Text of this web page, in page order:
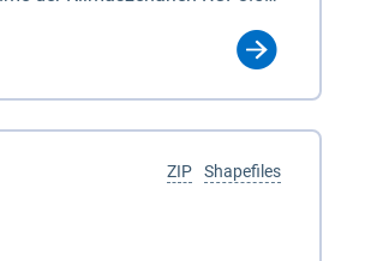
Winterhalbjahr
mit Klassenname und
Shapefiles
ZIP